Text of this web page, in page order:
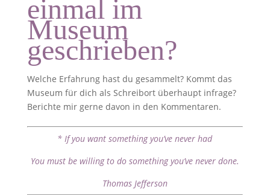
einmal im
Museum
geschrieben?
Welche Erfahrung hast du gesammelt? Kommt das
Museum für dich als Schreibort überhaupt infrage?
Berichte mir gerne davon in den Kommentaren.
* If you want something you’ve never had
You must be willing to do something you’ve never done.
Thomas Jefferson